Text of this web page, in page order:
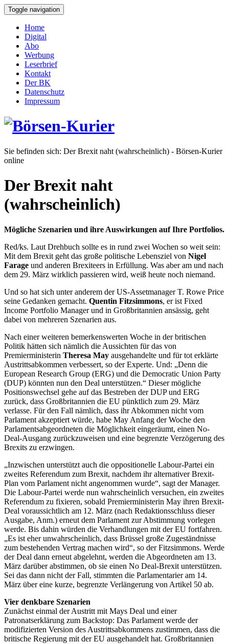
Toggle navigation
Home
Digital
Abo
Werbung
Leserbrief
Kontakt
Der BK
Datenschutz
Impressum
Sie befinden sich: Der Brexit naht (wahrscheinlich) - Börsen-Kurier
online
Der Brexit naht
(wahrscheinlich)
Mögliche Szenarien und ihre Auswirkungen auf Ihre Portfolios.
Red/ks. Laut Drehbuch sollte es in rund zwei Wochen so weit sein:
Mit dem Brexit geht das große politische Lebensziel von Nigel
Farage und anderen Brexiteers in Erfüllung. Was aber am und nach
dem 29. März wirklich passieren wird, weiß heute noch niemand.
Und so hat sich unter anderem der US-Assetmanager T. Rowe Price
seine Gedanken gemacht. Quentin Fitzsimmons, er ist Fixed
Income Portfolio Manager und in Großbritannien ansässig, geht
dabei von mehreren Szenarien aus.
Nach einer weiteren bemerkenswerten Woche in der britischen
Politik hätten sich nämlich die Aussichten für das von
Premierministerin Theresa May ausgehandelte und für tot erklärte
Austrittsabkommen verbessert, so der Experte. Und: „Denn die
European Research Group (ERG) und die Democratic Union Party
(DUP) könnten nun den Deal unterstützen.“ Dieser mögliche
Positionswechsel gehe auf das Bestreben der DUP und ERG
zurück, dass Großbritannien die EU pünktlich zum 29. März
verlasse. Für den Fall nämlich, dass ihr Abkommen nicht vom
Parlament akzeptiert würde, habe May Anfang der Woche den
Parlamentsabgeordneten die Möglichkeit eingeräumt, einen No-
Deal-Ausgang zurückzuweisen und eine begrenzte Verzögerung des
Brexits zu erzwingen.
„Inzwischen unterstützt auch die oppositionelle Labour-Partei ein
zweites Referendum zum Brexit, nachdem ihr alternativer Brexit-
Plan vom Parlament nicht angenommen wurde“, sagt der Manager.
Die Labour-Partei werde nun wahrscheinlich versuchen, ein zweites
Referendum zu fixieren, sobald Premierministerin May ihren Brexit-
Deal voraussichtlich am 12. März (nach Redaktionsschluss dieser
Ausgabe, Anm.) erneut dem Parlament zur Abstimmung vorlegen
werde. Bis dahin würden die Verhandlungen mit der EU fortfahren.
„Es ist eher unwahrscheinlich, dass Brüssel große Zugeständnisse
zum bestehenden Vertrag machen wird“, so der Fitzsimmons. Werde
der Deal dann erneut abgelehnt, werden die Abgeordneten am 13.
März darüber abstimmen, ob sie einen No Deal-Brexit unterstützen.
Sei das dann nicht der Fall, stimmten die Parlamentarier am 14.
März über eine kurze, begrenzte Verlängerung von Artikel 50 ab.
Vier denkbare Szenarien
Zunächst einmal der Austritt mit Mays Deal und einer
Patronatserklärung zum Backstop: Das Parlament werde der
modifizierten Version des Austrittsabkommens zustimmen, dass die
britische Regierung mit der EU ausgehandelt hat. Großbritannien